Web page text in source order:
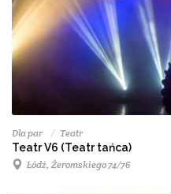
Dla par Teatr
Teatr V6 (Teatr tańca)
Łódź, Żeromskiego 74/76